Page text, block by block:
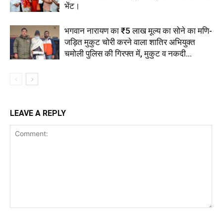
भेंट।
भगवान नारायण का ₹5 लाख मूल्य का सोने का मणि-
जड़ित मुकुट चोरी करने वाला शातिर अभियुक्त
चमोली पुलिस की गिरफ्त में, मुकुट व नकदी...
LEAVE A REPLY